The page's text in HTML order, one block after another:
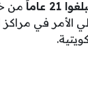
عاماً
من
الأمر في مراكز